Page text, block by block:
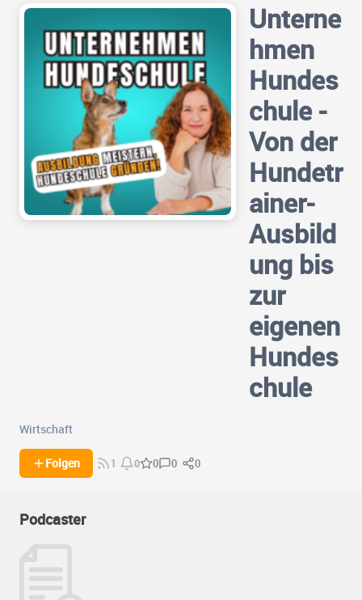
Unterne
hmen
Hundes
chule -
Von der
Hundetr
ainer-
Ausbild
ung bis
zur
eigenen
Hundes
chule
Wirtschaft
Folgen 1 0 0 0 0
Podcaster